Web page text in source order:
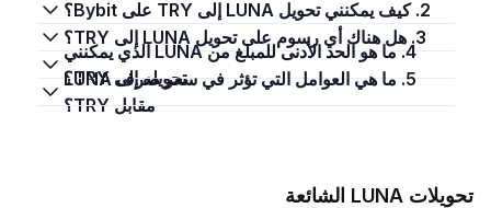
2. كيف يمكنني تحويل LUNA إلى TRY على Bybit؟
3. هل هناك أي رسوم على تحويل LUNA إلى TRY؟
4. ما هو الحد الأدنى للمبلغ من LUNA الذي يمكنني
تحويله إلى TRY؟5. ما هي العوامل التي تؤثر في سعر صرف LUNA
مقابل TRY؟
تحويلات LUNA الشائعة